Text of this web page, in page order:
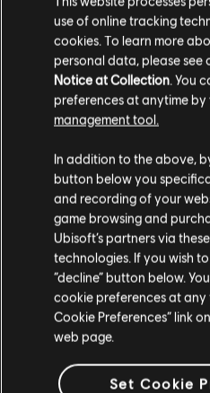
use of online tracking
cookies. To learn more
personal data, please see
Notice at Collection . You
preferences at anytime by
management tool.
In addition to the above,
button below you
and recording of your
game browsing and
Ubisoft’s partners via
technologies. If you wish
“decline” button below.
cookie preferences at any
Cookie Preferences” link
web page.
Set Cookie